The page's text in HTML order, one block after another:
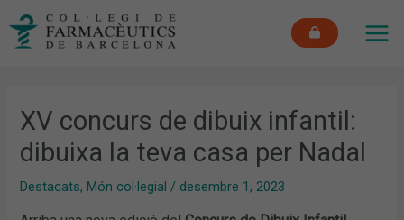
XV concurs de dibuix infantil:
dibuixa la teva casa per Nadal
Destacats, Món col·legial / desembre 1, 2023